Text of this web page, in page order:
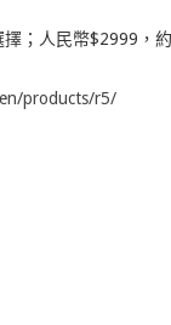
；人民幣$2999，
products/r5/